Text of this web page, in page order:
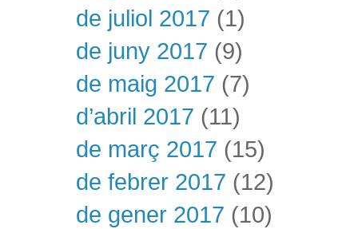
de juliol 2017 (1)
de juny 2017 (9)
de maig 2017 (7)
d’abril 2017 (11)
de març 2017 (15)
de febrer 2017 (12)
de gener 2017 (10)